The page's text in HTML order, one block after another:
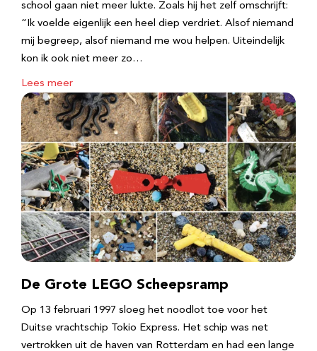
school gaan niet meer lukte. Zoals hij het zelf omschrijft:
“Ik voelde eigenlijk een heel diep verdriet. Alsof niemand
mij begreep, alsof niemand me wou helpen. Uiteindelijk
kon ik ook niet meer zo…
Lees meer
De Grote LEGO Scheepsramp
Op 13 februari 1997 sloeg het noodlot toe voor het
Duitse vrachtschip Tokio Express. Het schip was net
vertrokken uit de haven van Rotterdam en had een lange